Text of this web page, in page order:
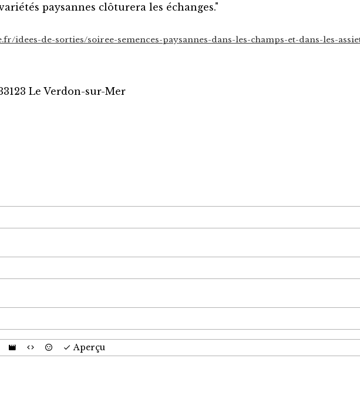
paysannes clôturera les échanges."
idees-de-sorties/soiree-semences-paysannes-dans-les-champs-et-dans-les-
Le Verdon-sur-Mer
Aperçu